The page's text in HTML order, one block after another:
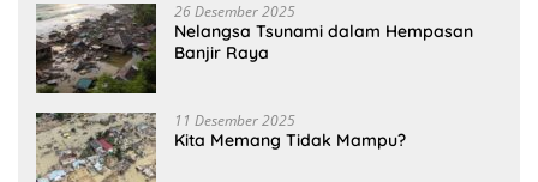
26 Desember 2025
Nelangsa Tsunami dalam Hempasan
Banjir Raya
11 Desember 2025
Kita Memang Tidak Mampu?